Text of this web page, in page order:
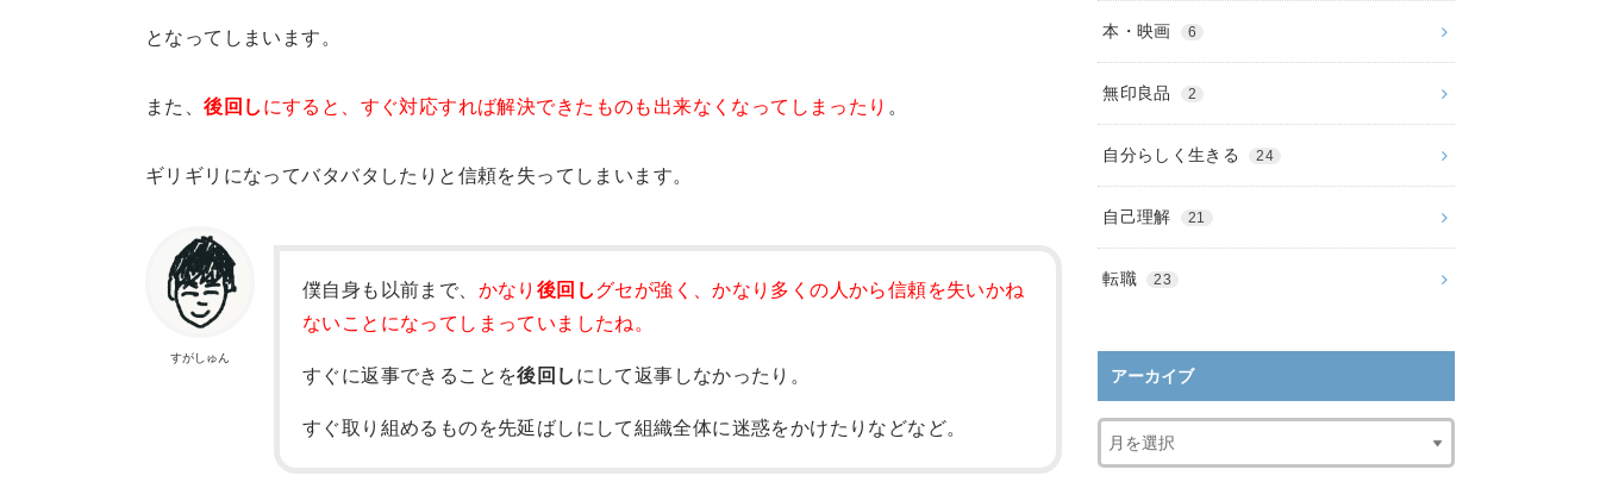
となってしまいます。
また、後回し にすると、すぐ対応すれば解決できたものも出来なくなってしまったり 。
ギリギリになってバタバタしたりと信頼を失ってしまいます。
すがしゅん
僕自身も以前まで、 かなり 後回しグセが強く、かなり多くの人から信頼を失いかね
ないことになってしまっていましたね。
すぐに返事できることを後回し にして返事しなかったり。
すぐ取り組めるものを先延ばしにして組織全体に迷惑をかけたりなどなど。
本・映画 6
無印良品 2
自分らしく生きる 24
自己理解 21
転職 23
アーカイブ